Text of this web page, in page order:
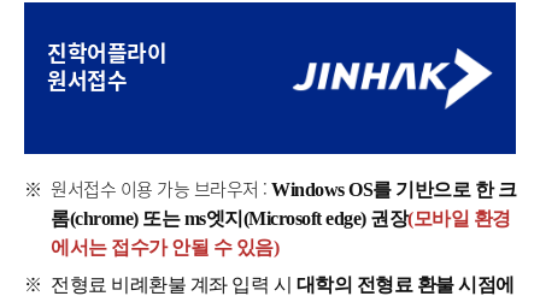
진학어플라이
원서접수
원서접수 이용 가능 브라우저 : Windows OS를 기반으로 한 크
롬(chrome) 또는 ms엣지(Microsoft edge) 권장(모바일 환경
에서는 접수가 안될 수 있음)
전형료 비례환불 계좌 입력 시 대학의 전형료 환불 시점에